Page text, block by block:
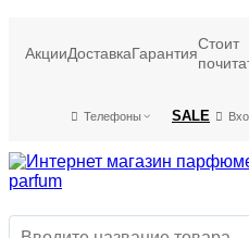
АкцииДоставкаГарантия
Стоит
Телефоны SALE